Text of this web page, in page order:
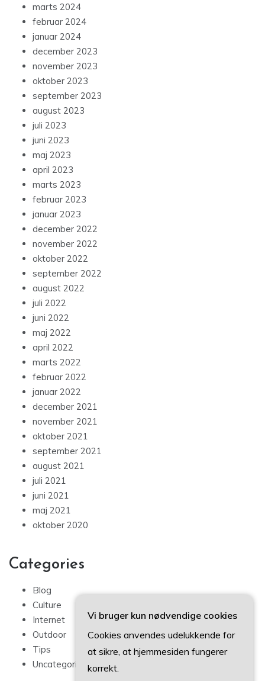
marts 2024
februar 2024
januar 2024
december 2023
november 2023
oktober 2023
september 2023
august 2023
juli 2023
juni 2023
maj 2023
april 2023
marts 2023
februar 2023
januar 2023
december 2022
november 2022
oktober 2022
september 2022
august 2022
juli 2022
juni 2022
maj 2022
april 2022
marts 2022
februar 2022
januar 2022
december 2021
november 2021
oktober 2021
september 2021
august 2021
juli 2021
juni 2021
maj 2021
oktober 2020
Categories
Blog
Culture
Internet
Outdoor
Tips
Uncategorized
Vi bruger kun nødvendige cookies
Cookies anvendes udelukkende for
at sikre, at hjemmesiden fungerer
korrekt.